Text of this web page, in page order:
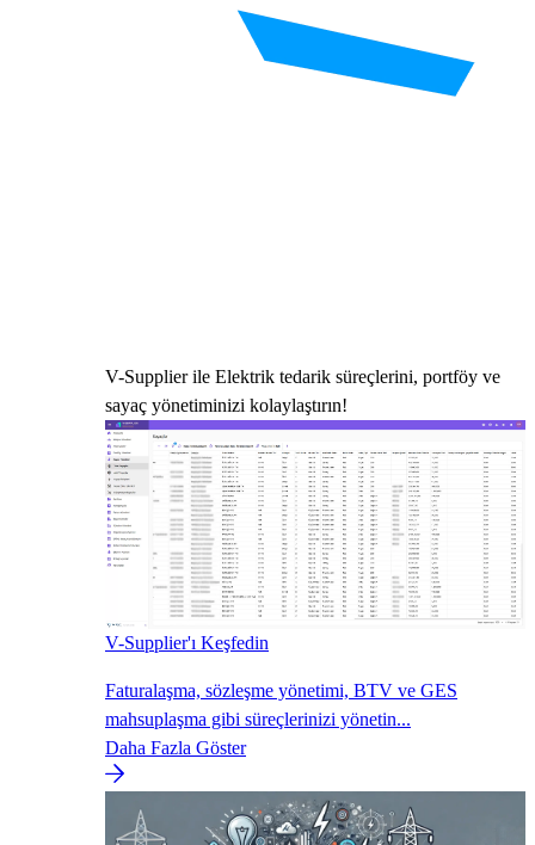
V-Supplier ile Elektrik tedarik süreçlerini, portföy ve
sayaç yönetiminizi kolaylaştırın!
V-Supplier'ı Keşfedin
Faturalaşma, sözleşme yönetimi, BTV ve GES
mahsuplaşma gibi süreçlerinizi yönetin...
Daha Fazla Göster